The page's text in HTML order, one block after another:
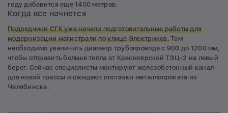
году добавится еще 1400 метров.
Когда все начнется
Подрядчики СГК уже начали подготовительные работы для
модернизации магистрали по улице Электриков.Там
необходимо увеличить диаметр трубопровода с 900 до 1200 мм,
чтобы отправить больше тепла от Красноярской ТЭЦ-2 на левый
берег. Сейчас специалисты монтируют железобетонный канал
для новой трассы и ожидают поставки металлопроката из
Челябинска.